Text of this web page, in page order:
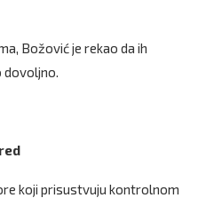
Božović je rekao da ih
dovoljno.
koji prisustvuju kontrolnom